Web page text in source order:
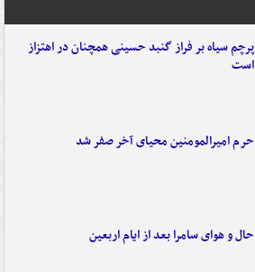
پرچم سیاه بر فراز گنبد حسینی همچنان در اهتزاز
است
حرم امیرالمومنین محیای آخر صفر شد
حال و هوای سامرا بعد از ایام اربعین